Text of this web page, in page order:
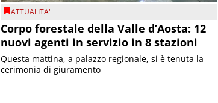
ATTUALITA'
Corpo forestale della Valle d’Aosta: 12
nuovi agenti in servizio in 8 stazioni
Questa mattina, a palazzo regionale, si è tenuta la
cerimonia di giuramento